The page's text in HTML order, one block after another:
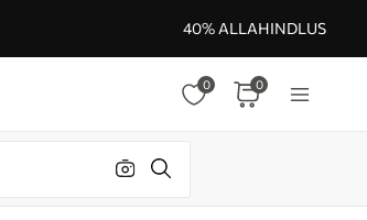
40% ALLAHINDLUS
0 0